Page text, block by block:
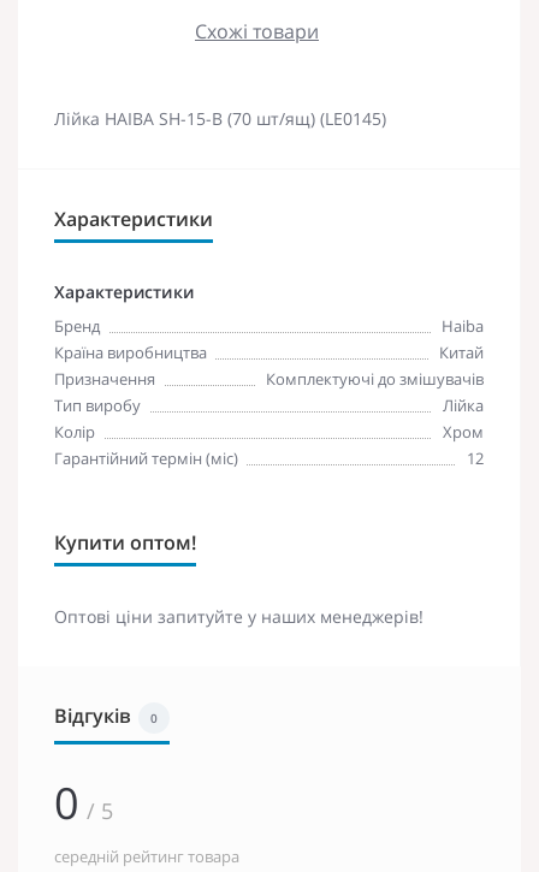
Схожі товари
Лійка HAIBA SH-15-B (70 шт/ящ) (LE0145)
Характеристики
Характеристики
Бренд
Haiba
Країна виробництва
Китай
Призначення
Комплектуючі до змішувачів
Тип виробу
Лійка
Колір
Хром
Гарантійний термін (міс)
12
Купити оптом!
Оптові ціни запитуйте у наших менеджерів!
Відгуків 0
0 / 5
середній рейтинг товара